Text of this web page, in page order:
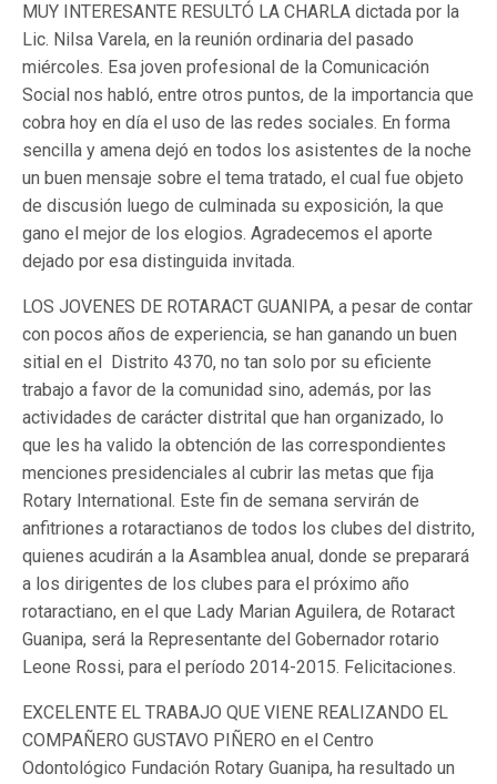
MUY INTERESANTE RESULTÓ LA CHARLA dictada por la
Lic. Nilsa Varela, en la reunión ordinaria del pasado
miércoles. Esa joven profesional de la Comunicación
Social nos habló, entre otros puntos, de la importancia que
cobra hoy en día el uso de las redes sociales. En forma
sencilla y amena dejó en todos los asistentes de la noche
un buen mensaje sobre el tema tratado, el cual fue objeto
de discusión luego de culminada su exposición, la que
gano el mejor de los elogios. Agradecemos el aporte
dejado por esa distinguida invitada.
LOS JOVENES DE ROTARACT GUANIPA, a pesar de contar
con pocos años de experiencia, se han ganando un buen
sitial en el Distrito 4370, no tan solo por su eficiente
trabajo a favor de la comunidad sino, además, por las
actividades de carácter distrital que han organizado, lo
que les ha valido la obtención de las correspondientes
menciones presidenciales al cubrir las metas que fija
Rotary International. Este fin de semana servirán de
anfitriones a rotaractianos de todos los clubes del distrito,
quienes acudirán a la Asamblea anual, donde se preparará
a los dirigentes de los clubes para el próximo año
rotaractiano, en el que Lady Marian Aguilera, de Rotaract
Guanipa, será la Representante del Gobernador rotario
Leone Rossi, para el período 2014-2015. Felicitaciones.
EXCELENTE EL TRABAJO QUE VIENE REALIZANDO EL
COMPAÑERO GUSTAVO PIÑERO en el Centro
Odontológico Fundación Rotary Guanipa, ha resultado un